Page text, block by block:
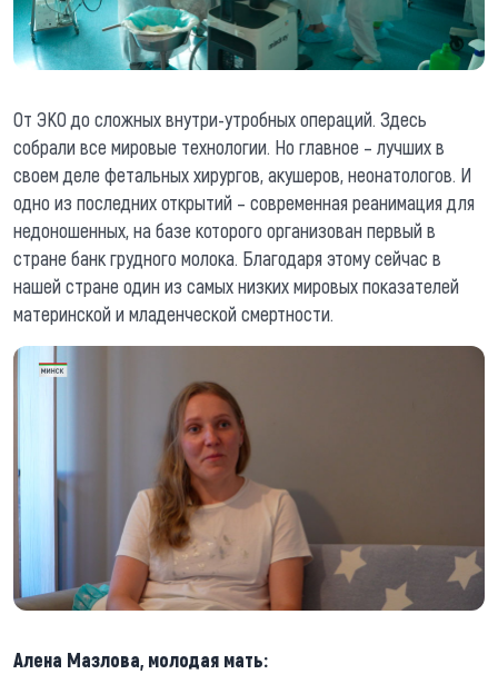
От ЭКО до сложных внутри-утробных операций. Здесь
собрали все мировые технологии. Но главное – лучших в
своем деле фетальных хирургов, акушеров, неонатологов. И
одно из последних открытий – современная реанимация для
недоношенных, на базе которого организован первый в
стране банк грудного молока. Благодаря этому сейчас в
нашей стране один из самых низких мировых показателей
материнской и младенческой смертности.
Алена Мазлова, молодая мать: